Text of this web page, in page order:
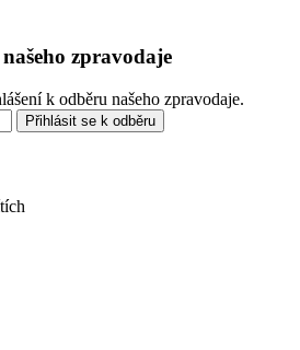
zpravodaje
k odběru našeho zpravodaje.
Přihlásit se k odběru